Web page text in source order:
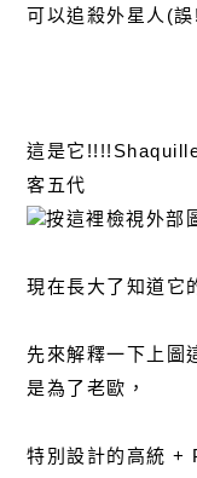
可以追殺外星人(
這是它
客五代
現在長大了知道它
先來解釋一下上圖
是為了老歐，
特別設計的高統 +